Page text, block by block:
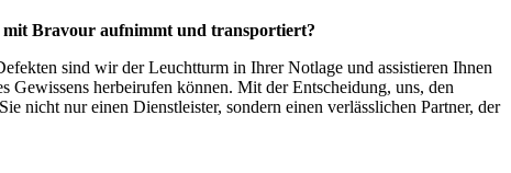
mit Bravour aufnimmt und transportiert?
sind wir der Leuchtturm in Ihrer Notlage und assistieren Ihnen
herbeirufen können. Mit der Entscheidung, uns, den
nicht nur einen Dienstleister, sondern einen verlässlichen Partner, der